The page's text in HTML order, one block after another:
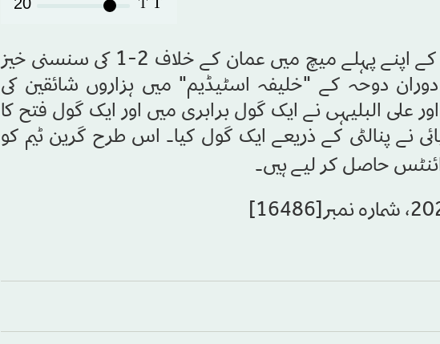
T
سعودی قومی ٹیم نے قطر میں ایشین کپ کے اپنے پہلے میچ میں عمان کے خلاف 2-1 کی سنسنی خیز
دوحہ کے "خلیفہ اسٹیڈیم" میں ہزاروں شائقین کی
البلیہی نے ایک گول برابری میں اور ایک گول فتح کا
نے پنالٹی کے ذریعے ایک گول کیا۔ اس طرح گرین ٹیم کو
حاصل کر لیے ہیں۔